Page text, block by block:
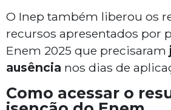
O Inep também liberou os
recursos apresentados por
Enem 2025 que precisaram
ausência nos dias de
Como acessar o